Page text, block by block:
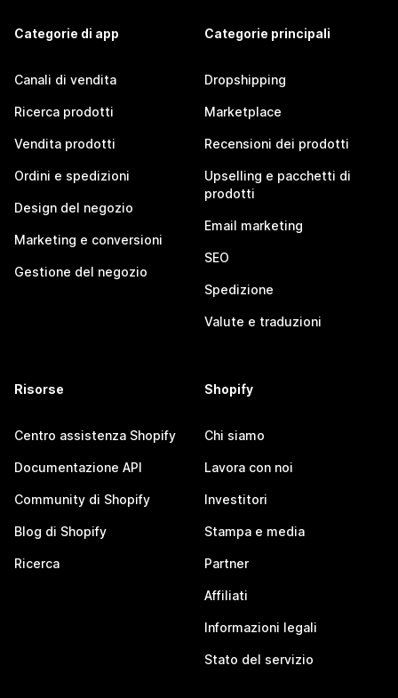
Categorie di app
Canali di vendita
Ricerca prodotti
Vendita prodotti
Ordini e spedizioni
Design del negozio
Marketing e conversioni
Gestione del negozio
Categorie principali
Dropshipping
Marketplace
Recensioni dei prodotti
Upselling e pacchetti di
prodotti
Email marketing
SEO
Spedizione
Valute e traduzioni
Risorse
Centro assistenza Shopify
Documentazione API
Community di Shopify
Blog di Shopify
Ricerca
Shopify
Chi siamo
Lavora con noi
Investitori
Stampa e media
Partner
Affiliati
Informazioni legali
Stato del servizio